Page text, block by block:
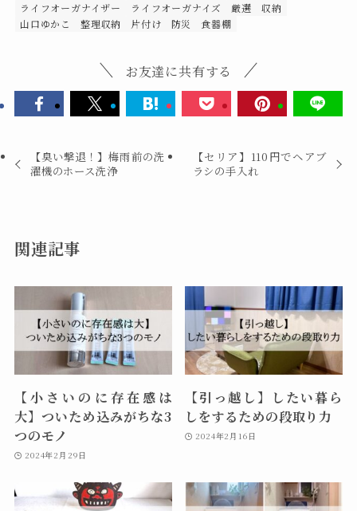
ライフオーガナイザー ライフオーガナイズ 厳選
収納
山口ゆかこ
整理収納 片付け 防災 食器棚
お友達に共有する
【臭い撃退！】梅雨前の洗
濯機のホース洗浄
【セリア】110円でヘアブ
ラシの手入れ
関連記事
【小さいのに存在感は
大】ついため込みがちな3
つのモノ
2024年2月29日
【引っ越し】したい暮ら
しをするための段取り力
2024年2月16日